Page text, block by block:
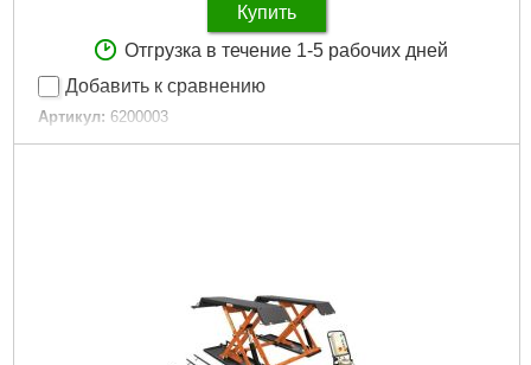
Купить
Отгрузка в течение 1-5 рабочих дней
Добавить к сравнению
Артикул: 6200003
Код товара: 27.50.94